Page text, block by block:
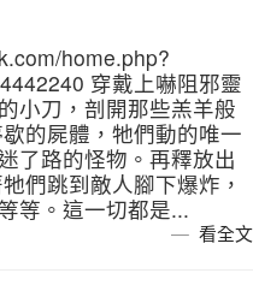
home.php?
穿戴上嚇阻邪靈
小刀，剖開那些羔羊般
的屍體，牠們動的唯一
了路的怪物。再釋放出
們跳到敵人腳下爆炸，
等。這一切都是...
看全文